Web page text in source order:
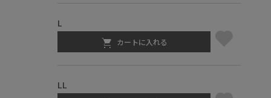
L
カートに入れる
LL